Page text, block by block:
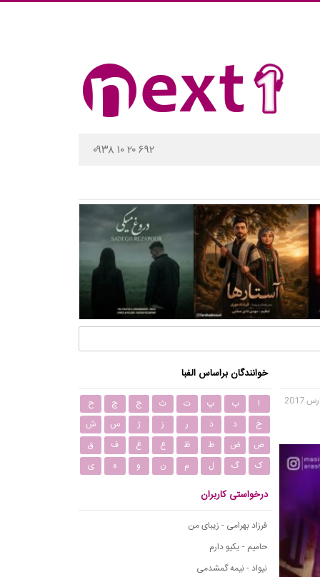
۰۹۳۸ ۱۰ ۲۰ ۶۹۲
خوانندگان براساس الفبا
ا ب پ ت ث ج چ
ح
خ
د ذ ر ز ژ س
ش
ص
ض ط ظ ع غ ف
ق
ک
گ ل م ن و ه ی
درخواستی کاربران
فرزاد بهرامی - زیبای من
حامیم - یکیو دارم
نیواد - نیمه گمشدمی